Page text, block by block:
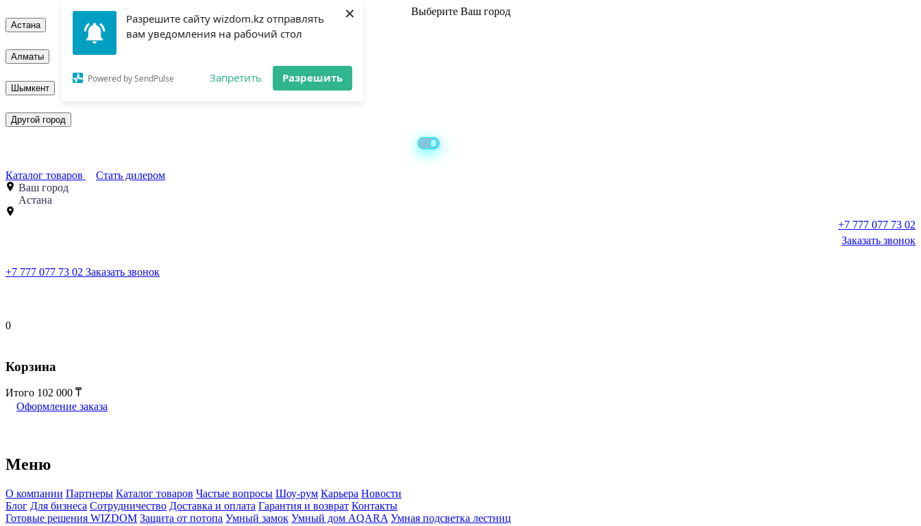
Разрешите сайту wizdom.kz отправлять
вам уведомления на рабочий стол
Powered by SendPulse Запретить Разрешить
× Выберите Ваш город
Астана
Алматы
Шымкент
Другой город
Каталог товаров
Стать дилером
Ваш город
Астана
+7 777 077 73 02
Заказать звонок
+7 777 077 73 02 Заказать звонок
0
Корзина
Итого 102 000
Оформление заказа
Меню
О компании Партнеры Каталог товаров Частые вопросы Шоу-рум Карьера Новости
Блог Для бизнеса Сотрудничество Доставка и оплата Гарантия и возврат Контакты
Готовые решения WIZDOM Защита от потопа Умный замок Умный дом AQARA Умная подсветка лестниц